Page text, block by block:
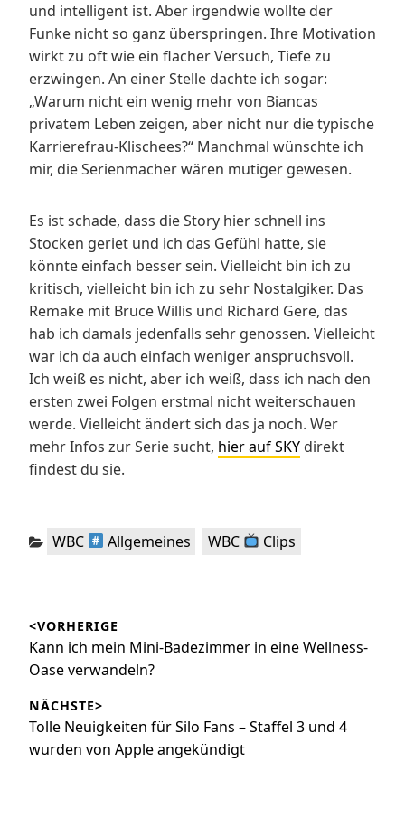
und intelligent ist. Aber irgendwie wollte der
Funke nicht so ganz überspringen. Ihre Motivation
wirkt zu oft wie ein flacher Versuch, Tiefe zu
erzwingen. An einer Stelle dachte ich sogar:
„Warum nicht ein wenig mehr von Biancas
privatem Leben zeigen, aber nicht nur die typische
Karrierefrau-Klischees?“ Manchmal wünschte ich
mir, die Serienmacher wären mutiger gewesen.
Es ist schade, dass die Story hier schnell ins
Stocken geriet und ich das Gefühl hatte, sie
könnte einfach besser sein. Vielleicht bin ich zu
kritisch, vielleicht bin ich zu sehr Nostalgiker. Das
Remake mit Bruce Willis und Richard Gere, das
hab ich damals jedenfalls sehr genossen. Vielleicht
war ich da auch einfach weniger anspruchsvoll.
Ich weiß es nicht, aber ich weiß, dass ich nach den
ersten zwei Folgen erstmal nicht weiterschauen
werde. Vielleicht ändert sich das ja noch. Wer
mehr Infos zur Serie sucht, hier auf SKY direkt
findest du sie.
Kategorien:
WBC Allgemeines WBC Clips
<VORHERIGE
Vorheriger
Beitrag:
Kann ich mein Mini-Badezimmer in eine Wellness-
Oase verwandeln?
NÄCHSTE>
Nächster
Beitrag:
Tolle Neuigkeiten für Silo Fans – Staffel 3 und 4
wurden von Apple angekündigt